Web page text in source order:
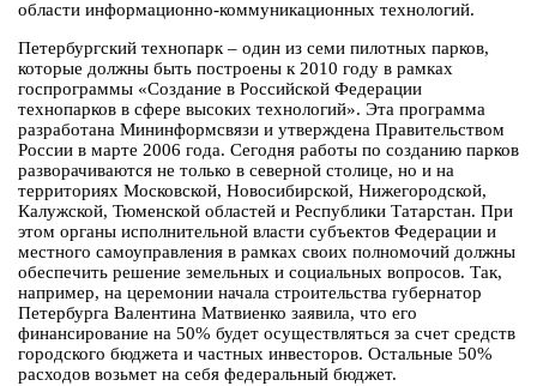
области информационно-коммуникационных технологий.
Петербургский технопарк – один из семи пилотных парков,
которые должны быть построены к 2010 году в рамках
госпрограммы «Создание в Российской Федерации
технопарков в сфере высоких технологий». Эта программа
разработана Мининформсвязи и утверждена Правительством
России в марте 2006 года. Сегодня работы по созданию парков
разворачиваются не только в северной столице, но и на
территориях Московской, Новосибирской, Нижегородской,
Калужской, Тюменской областей и Республики Татарстан. При
этом органы исполнительной власти субъектов Федерации и
местного самоуправления в рамках своих полномочий должны
обеспечить решение земельных и социальных вопросов. Так,
например, на церемонии начала строительства губернатор
Петербурга Валентина Матвиенко заявила, что его
финансирование на 50% будет осуществляться за счет средств
городского бюджета и частных инвесторов. Остальные 50%
расходов возьмет на себя федеральный бюджет.